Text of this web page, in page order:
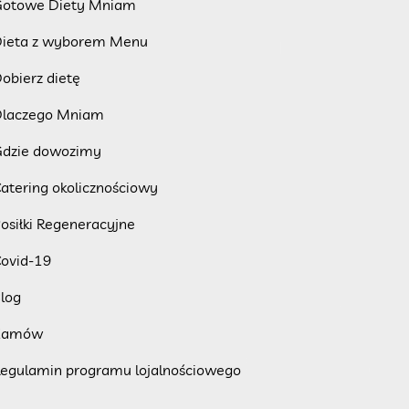
Diety Mniam
z wyborem Menu
dietę
Mniam
dowozimy
okolicznościowy
Regeneracyjne
19
programu lojalnościowego